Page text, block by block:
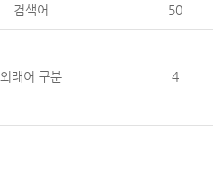
검색어 50
외래어 구분 4